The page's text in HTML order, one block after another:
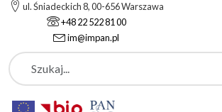
ul. Śniadeckich 8, 00-656 Warszawa
+48 22 522 81 00
im@impan.pl
Szukaj